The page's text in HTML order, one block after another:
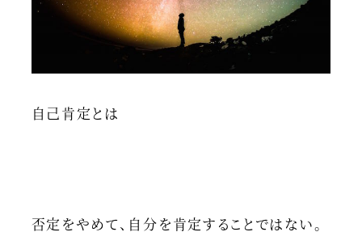
自己肯定とは
否定をやめて、自分を肯定することではない。